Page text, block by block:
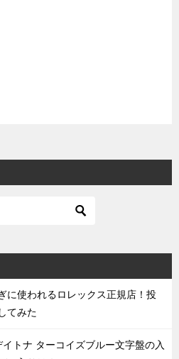
に使われるロレックス正規店！投
てみた
トナ ターコイズブルー文字盤の入